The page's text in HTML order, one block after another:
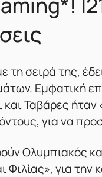
τη σειρά της,
Εμφατική
και Ταβάρες
για να
Ολυμπιακός
Φιλίας», για